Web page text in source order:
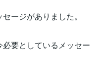
ージがありました。
要としているメッセー